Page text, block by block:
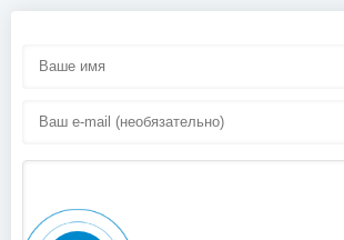
018
019
020
021